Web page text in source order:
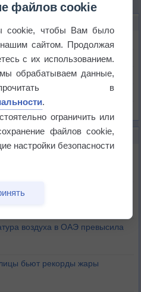
самым тёплым за всю
наступают самые жаркие
воздуха в ОАЭ превысила
бьют рекорды жары
файлов cookie
cookie, чтобы Вам было
сайтом. Продолжая
с их использованием.
обрабатываем данные,
в
.
ограничить или
файлов cookie,
настройки безопасности